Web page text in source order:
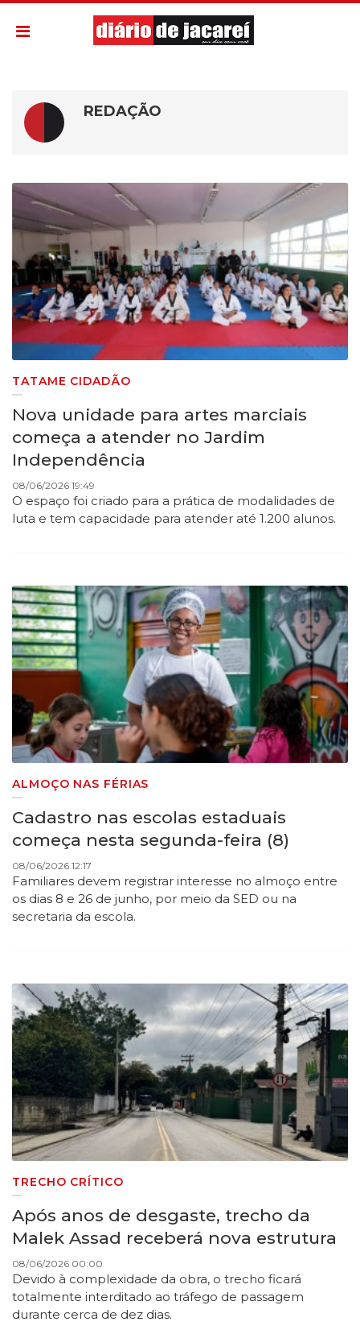
REDAÇÃO
TATAME CIDADÃO
Nova unidade para artes marciais
começa a atender no Jardim
Independência
08/06/2026 19:49
O espaço foi criado para a prática de modalidades de
luta e tem capacidade para atender até 1.200 alunos.
ALMOÇO NAS FÉRIAS
Cadastro nas escolas estaduais
começa nesta segunda-feira (8)
08/06/2026 12:17
Familiares devem registrar interesse no almoço entre
os dias 8 e 26 de junho, por meio da SED ou na
secretaria da escola.
TRECHO CRÍTICO
Após anos de desgaste, trecho da
Malek Assad receberá nova estrutura
08/06/2026 00:00
Devido à complexidade da obra, o trecho ficará
totalmente interditado ao tráfego de passagem
durante cerca de dez dias.